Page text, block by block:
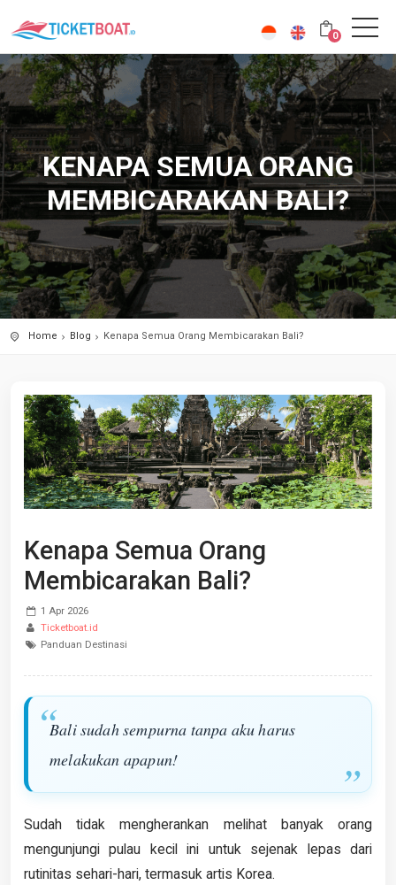
0
KENAPA SEMUA ORANG
MEMBICARAKAN BALI?
Home Blog Kenapa Semua Orang Membicarakan Bali?
Kenapa Semua Orang
Membicarakan Bali?
1 Apr 2026
Ticketboat.id
Panduan Destinasi
Bali sudah sempurna tanpa aku harus
melakukan apapun!
Sudah tidak mengherankan melihat banyak orang
mengunjungi pulau kecil ini untuk sejenak lepas dari
rutinitas sehari-hari, termasuk artis Korea.